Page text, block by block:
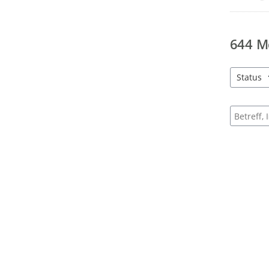
644
Status
Suche